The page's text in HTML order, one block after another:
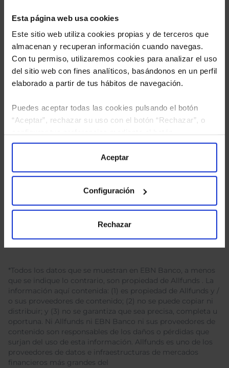
Esta página web usa cookies
Este sitio web utiliza cookies propias y de terceros que
almacenan y recuperan información cuando navegas.
Con tu permiso, utilizaremos cookies para analizar el uso
del sitio web con fines analíticos, basándonos en un perfil
elaborado a partir de tus hábitos de navegación.
Puedes aceptar todas las cookies pulsando el botón
“Aceptar”, rechazar su uso con el botón “Rechazar”, o
“Configuración”. Consulta nuestraPolítica
para más información.
Aceptar
Configuración
Rechazar
He leído
tratamiento de mis datos personales.
*Todos los datos que se muestran en EBN Banco, a menos
que se indique lo contrario, son propiedad de Allfunds . La
información aquí contenida: (1) es propiedad de Allfunds y /
o sus proveedores de contenido; (2) no se puede copiar ni
distribuir; y (3) no se garantiza que sea precisa, completa u
oportuna. Ni Allfunds ni EBN Banco ni sus proveedores de
contenido son responsables de los daños o pérdidas que
surjan del uso de esta información. Allfunds es uno de los
proveedores de datos e infraestructuras de mercados
financieros más grandes del